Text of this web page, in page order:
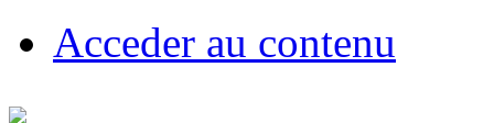
Acceder au contenu